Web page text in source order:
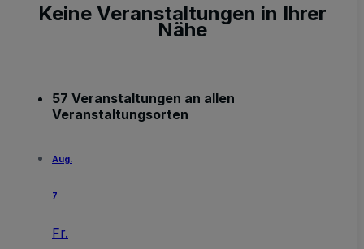
Keine Veranstaltungen in Ihrer
Nähe
57 Veranstaltungen an allen
Veranstaltungsorten
Aug.
7
Fr.